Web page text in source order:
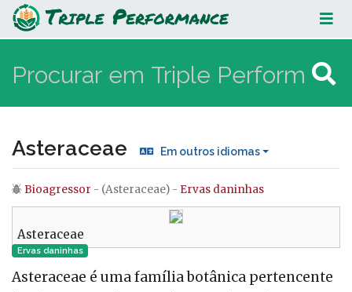
Asteraceae
Asteraceae Em outros idiomas
Ir para:navegação,procurar
Bioagressor - (Asteraceae) - Ervas daninhas
Asteraceae
Ervas daninhas
Asteraceae é uma família botânica pertencente